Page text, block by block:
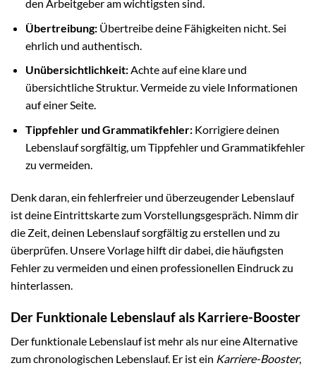
den Arbeitgeber am wichtigsten sind.
Übertreibung:Übertreibe deine Fähigkeiten nicht. Sei
ehrlich und authentisch.
Unübersichtlichkeit:Achte auf eine klare und
übersichtliche Struktur. Vermeide zu viele Informationen
auf einer Seite.
Tippfehler und Grammatikfehler:Korrigiere deinen
Lebenslauf sorgfältig, um Tippfehler und Grammatikfehler
zu vermeiden.
Denk daran, ein fehlerfreier und überzeugender Lebenslauf
ist deine Eintrittskarte zum Vorstellungsgespräch. Nimm dir
die Zeit, deinen Lebenslauf sorgfältig zu erstellen und zu
überprüfen. Unsere Vorlage hilft dir dabei, die häufigsten
Fehler zu vermeiden und einen professionellen Eindruck zu
hinterlassen.
Der Funktionale Lebenslauf als Karriere-Booster
Der funktionale Lebenslauf ist mehr als nur eine Alternative
zum chronologischen Lebenslauf. Er ist ein Karriere-Booster,